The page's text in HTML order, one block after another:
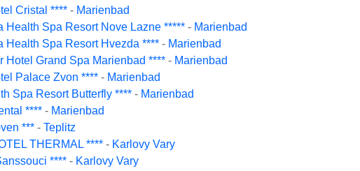
Cristal **** - Marienbad
Health Spa Resort Nove Lazne ***** - Marienbad
Health Spa Resort Hvezda **** - Marienbad
Hotel Grand Spa Marienbad **** - Marienbad
Palace Zvon **** - Marienbad
Spa Resort Butterfly **** - Marienbad
**** - Marienbad
*** - Teplitz
THERMAL **** - Karlovy Vary
**** - Karlovy Vary